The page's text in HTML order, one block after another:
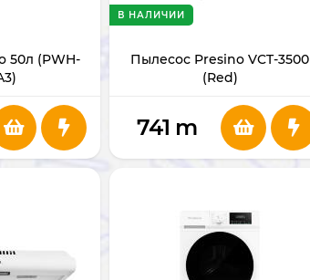
50л (PWH-
Пылесос Presino VCT-3500
(Red)
В НАЛИЧИИ
741 m